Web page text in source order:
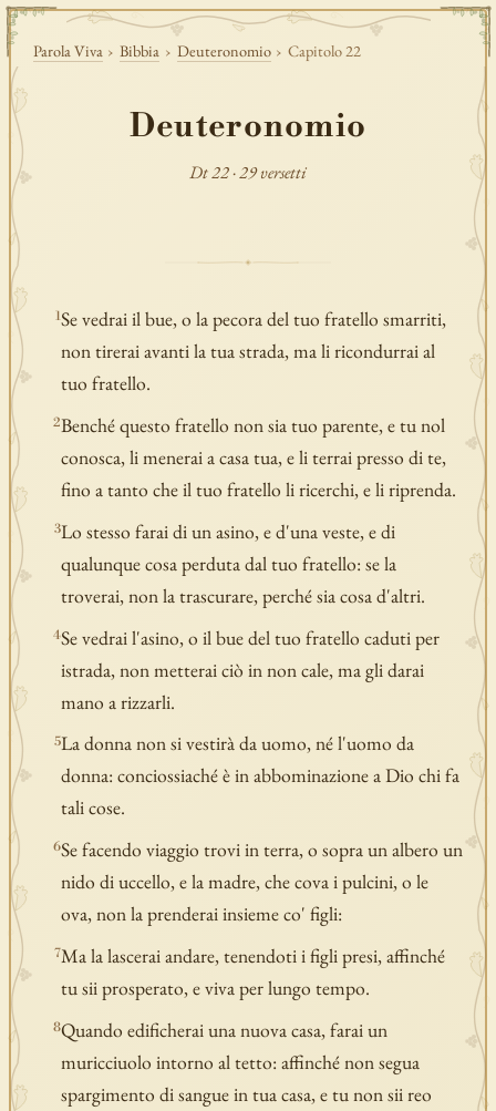
Parola Viva › Bibbia › Deuteronomio › Capitolo 22
Deuteronomio
Dt 22 · 29 versetti
1Se vedrai il bue, o la pecora del tuo fratello smarriti,
non tirerai avanti la tua strada, ma li ricondurrai al
tuo fratello.
2Benché questo fratello non sia tuo parente, e tu nol
conosca, li menerai a casa tua, e li terrai presso di te,
fino a tanto che il tuo fratello li ricerchi, e li riprenda.
3Lo stesso farai di un asino, e d'una veste, e di
qualunque cosa perduta dal tuo fratello: se la
troverai, non la trascurare, perché sia cosa d'altri.
4Se vedrai l'asino, o il bue del tuo fratello caduti per
istrada, non metterai ciò in non cale, ma gli darai
mano a rizzarli.
5La donna non si vestirà da uomo, né l'uomo da
donna: conciossiaché è in abbominazione a Dio chi fa
tali cose.
6Se facendo viaggio trovi in terra, o sopra un albero un
nido di uccello, e la madre, che cova i pulcini, o le
ova, non la prenderai insieme co' figli:
7Ma la lascerai andare, tenendoti i figli presi, affinché
tu sii prosperato, e viva per lungo tempo.
8Quando edificherai una nuova casa, farai un
muricciuolo intorno al tetto: affinché non segua
spargimento di sangue in tua casa, e tu non sii reo